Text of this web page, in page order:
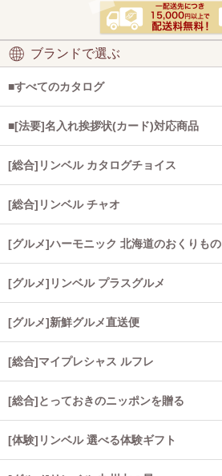
ブランドで選ぶ
■すべてのカタログ
■[法要]名入れ挨拶状(カード)対応商品
[総合]リンベル カタログチョイス
[総合]リンベル チャオ
[グルメ]ハーモニック 北海道のおくりもの
[グルメ]リンベル プラスグルメ
[グルメ]新鮮グルメ直送便
[総合]マイプレシャス ルフレ
[総合]とっておきのニッポンを贈る
[体験]リンベル 選べる体験ギフト